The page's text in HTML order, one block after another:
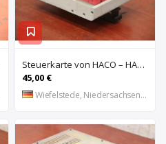
Steuerkarte von HACO – HACE 032 PPES 30135
45,00 €
Wiefelstede, Niedersachsen, DE